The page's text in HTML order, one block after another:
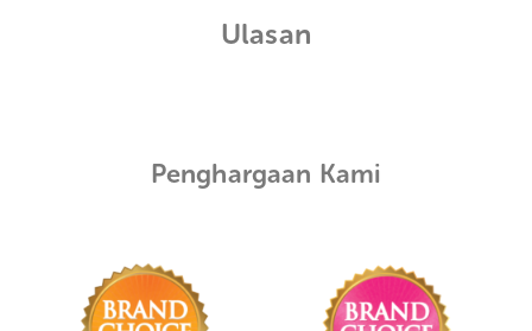
Ulasan
Penghargaan Kami